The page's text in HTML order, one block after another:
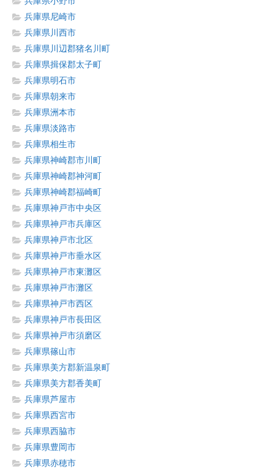
兵庫県尼崎市
兵庫県川西市
兵庫県川辺郡猪名川町
兵庫県揖保郡太子町
兵庫県明石市
兵庫県朝来市
兵庫県洲本市
兵庫県淡路市
兵庫県相生市
兵庫県神崎郡市川町
兵庫県神崎郡神河町
兵庫県神崎郡福崎町
兵庫県神戸市中央区
兵庫県神戸市兵庫区
兵庫県神戸市北区
兵庫県神戸市垂水区
兵庫県神戸市東灘区
兵庫県神戸市灘区
兵庫県神戸市西区
兵庫県神戸市長田区
兵庫県神戸市須磨区
兵庫県篠山市
兵庫県美方郡新温泉町
兵庫県美方郡香美町
兵庫県芦屋市
兵庫県西宮市
兵庫県西脇市
兵庫県豊岡市
兵庫県赤穂市